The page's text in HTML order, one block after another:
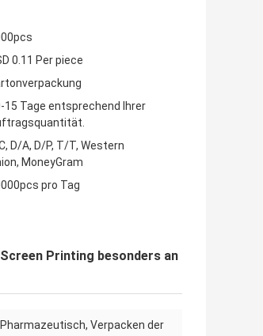
0.11 Per piece
15 Tage entsprechend Ihrer
D/A, D/P, T/T, Western
MoneyGram
pro Tag
Printing besonders an
Pharmazeutisch, Verpacken der